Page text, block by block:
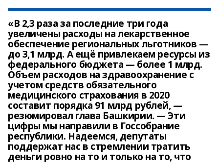
«В 2,3 раза за последние три года
увеличены расходы на лекарственное
обеспечение региональных льготников —
до 3,1 млрд. А ещё привлекаем ресурсы из
федерального бюджета — более 1 млрд.
Объем расходов на здравоохранение с
учетом средств обязательного
медицинского страхования в 2020
составит порядка 91 млрд рублей, —
резюмировал глава Башкирии. — Эти
цифры мы направили в Госсобрание
республики. Надеемся, депутаты
поддержат нас в стремлении тратить
деньги ровно на то и только на то, что